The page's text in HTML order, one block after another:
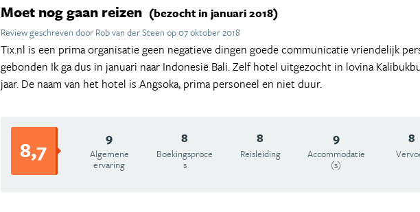
Moet nog gaan reizen (bezocht in januari 2018)
Review geschreven door Rob van der Steen op 07 oktober 2018
Tix.nl is een prima organisatie geen negatieve dingen goede communicatie vriendelijk
gebonden Ik ga dus in januari naar Indonesië Bali. Zelf hotel uitgezocht in lovina
jaar. De naam van het hotel is Angsoka, prima personeel en niet duur.
8,7 9
Algemene
ervaring
8
Boekingsproce
s
8
Reisleiding
9
Accommodatie
(s)
8